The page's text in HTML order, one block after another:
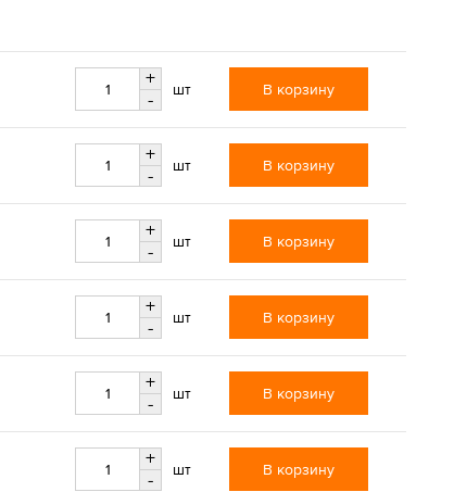
+
-
шт В корзину
+
-
шт В корзину
+
-
шт В корзину
+
-
шт В корзину
+
-
шт В корзину
+
-
шт В корзину